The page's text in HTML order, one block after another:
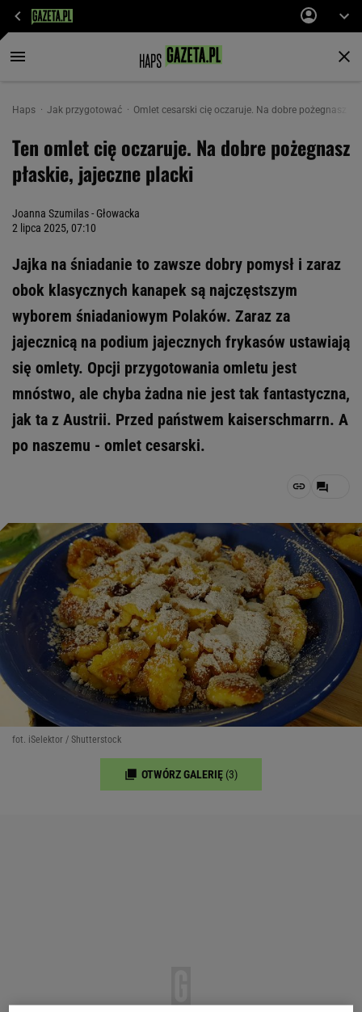
Haps Jak przygotować Omlet cesarski cię oczaruje. Na dobre pożegnasz
Ten omlet cię oczaruje. Na dobre pożegnasz
płaskie, jajeczne placki
Joanna Szumilas - Głowacka
2 lipca 2025, 07:10
Jajka na śniadanie to zawsze dobry pomysł i zaraz
obok klasycznych kanapek są najczęstszym
wyborem śniadaniowym Polaków. Zaraz za
jajecznicą na podium jajecznych frykasów ustawiają
się omlety. Opcji przygotowania omletu jest
mnóstwo, ale chyba żadna nie jest tak fantastyczna,
jak ta z Austrii. Przed państwem kaiserschmarrn. A
po naszemu - omlet cesarski.
fot. iSelektor / Shutterstock
OTWÓRZ GALERIĘ (3)